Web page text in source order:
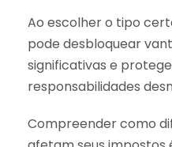
Ao escolher o tipo
pode desbloquear
significativas e
responsabilidades
Compreender como